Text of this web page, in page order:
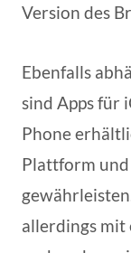
Version des
Ebenfalls
sind Apps für
Phone
Plattform und
allerdings mit